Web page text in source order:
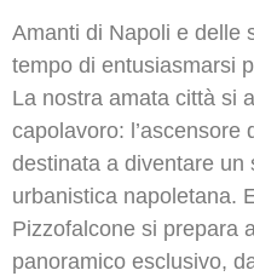
Amanti di Napoli e delle
tempo di entusiasmarsi
La nostra amata città si
capolavoro:
destinata a diventare un
urbanistica napoletana.
Pizzofalcone si prepara
panoramico esclusivo,